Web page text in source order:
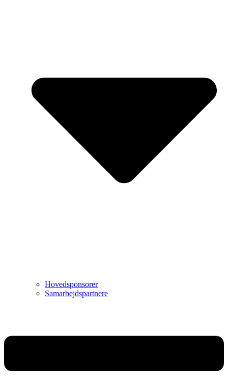
Hovedsponsorer
Samarbejdspartnere